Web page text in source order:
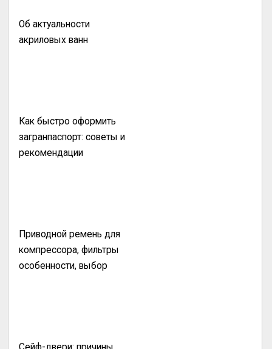
Об актуальности
акриловых ванн
Как быстро оформить
загранпаспорт: советы и
рекомендации
Приводной ремень для
компрессора, фильтры
особенности, выбор